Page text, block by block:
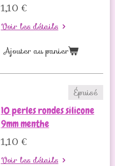
1,10 €
Voir les détails
Ajouter au panier
Épuisé
10 perles rondes silicone
9mm menthe
1,10 €
Voir les détails